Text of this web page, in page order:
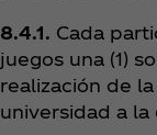
8.4.1. Cada
juegos una (1)
realización de
universidad a